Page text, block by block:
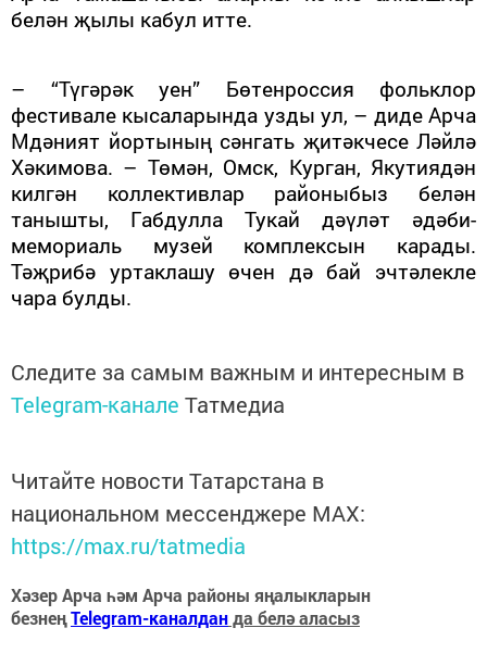
белән җылы кабул итте.
– “Түгәрәк уен” Бөтенроссия фольклор
фестивале кысаларында узды ул, – диде Арча
Мдәният йортының сәнгать җитәкчесе Ләйлә
Хәкимова. – Төмән, Омск, Курган, Якутиядән
килгән коллективлар районыбыз белән
танышты, Габдулла Тукай дәүләт әдәби-
мемориаль музей комплексын карады.
Тәҗрибә уртаклашу өчен дә бай эчтәлекле
чара булды.
Следите за самым важным и интересным в
Telegram-канале Татмедиа
Читайте новости Татарстана в
национальном мессенджере MАХ:
https://max.ru/tatmedia
Хәзер Арча һәм Арча районы яңалыкларын
безнеңTelegram-каналданда белә аласыз